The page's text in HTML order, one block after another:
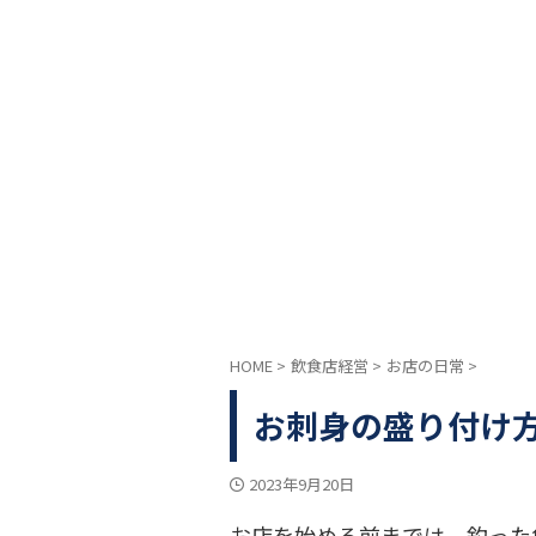
HOME > 飲食店経営 > お店の日常 >
お刺身の盛り付け
2023年9月20日